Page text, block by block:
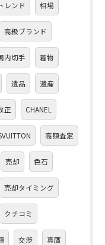
レンド 相場
高級ブランド
内切手 着物
遺品 遺産
正 CHANEL
高額査定
売却 色石
売却タイミング
クチコミ
交渉 真贋